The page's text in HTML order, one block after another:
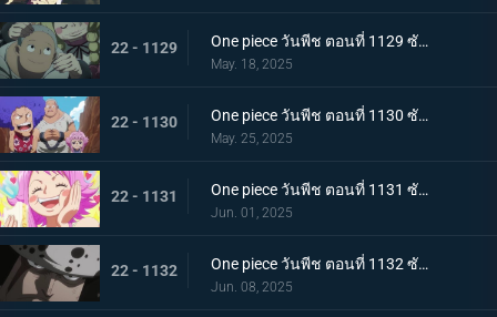
22 - 1129 One piece วันพีช ตอนที่ 1129 ซับไทย อดีตของคุมะ โลกที่ตายไปเสียยังดีกว่า
May. 18, 2025
22 - 1130 One piece วันพีช ตอนที่ 1130 ซับไทย ประวัติศาสตร์ที่ถูกลบล้าง ก็อดวัลเลย์แห่งความสิ้นหวัง
May. 25, 2025
22 - 1131 One piece วันพีช ตอนที่ 1131 ซับไทย ความสุขเพียงชั่วคราว คุมาจี้กับจินนี่
Jun. 01, 2025
22 - 1132 One piece วันพีช ตอนที่ 1132 ซับไทย คำสาบานที่มีให้กับจินนี่ คุมะที่ได้กลายเป็นพ่อ
Jun. 08, 2025